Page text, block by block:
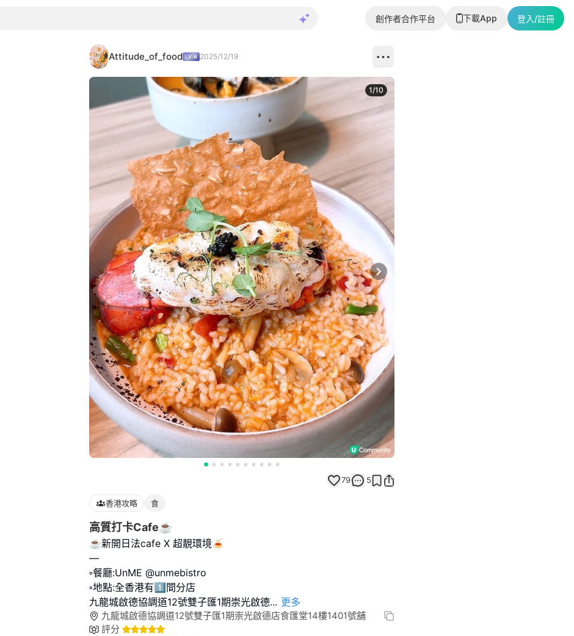
創作者合作平台 下載App 登入/註冊
Attitude_of_food 2025/12/19
Next slide
1/10
79 5
香港攻略 食
高質打卡Cafe☕️
☕️新開日法cafe X 超靚環境🍝
—
▫️餐廳:UnME @unmebistro
▫️地點:全香港有1️⃣間分店
九龍城啟德協調道12號雙子匯1期崇光啟德... 更多
九龍城啟德協調道12號雙子匯1期崇光啟德店食匯堂14樓1401號舖
評分